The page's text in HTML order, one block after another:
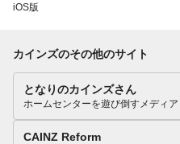
iOS版
カインズのその他のサイト
となりのカインズさん
ホームセンターを遊び倒すメディア
CAINZ Reform